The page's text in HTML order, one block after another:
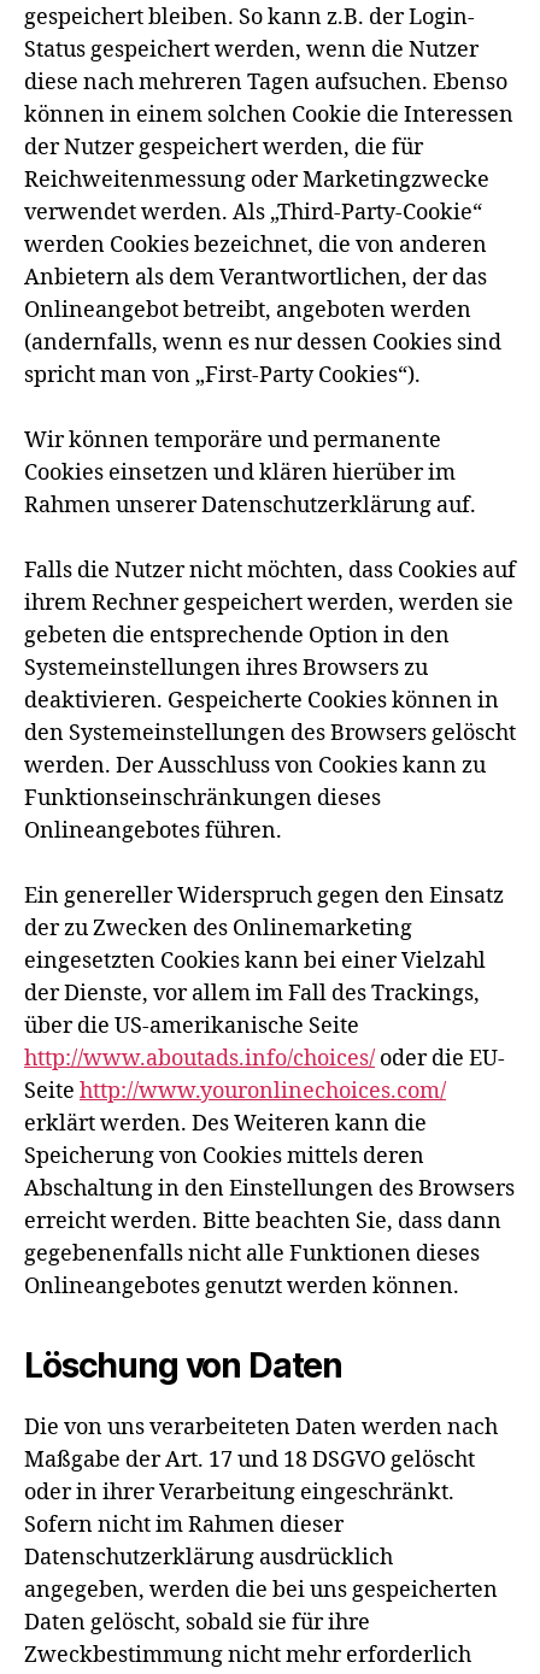
gespeichert bleiben. So kann z.B. der Login-
Status gespeichert werden, wenn die Nutzer
diese nach mehreren Tagen aufsuchen. Ebenso
können in einem solchen Cookie die Interessen
der Nutzer gespeichert werden, die für
Reichweitenmessung oder Marketingzwecke
verwendet werden. Als „Third-Party-Cookie“
werden Cookies bezeichnet, die von anderen
Anbietern als dem Verantwortlichen, der das
Onlineangebot betreibt, angeboten werden
(andernfalls, wenn es nur dessen Cookies sind
spricht man von „First-Party Cookies“).
Wir können temporäre und permanente
Cookies einsetzen und klären hierüber im
Rahmen unserer Datenschutzerklärung auf.
Falls die Nutzer nicht möchten, dass Cookies auf
ihrem Rechner gespeichert werden, werden sie
gebeten die entsprechende Option in den
Systemeinstellungen ihres Browsers zu
deaktivieren. Gespeicherte Cookies können in
den Systemeinstellungen des Browsers gelöscht
werden. Der Ausschluss von Cookies kann zu
Funktionseinschränkungen dieses
Onlineangebotes führen.
Ein genereller Widerspruch gegen den Einsatz
der zu Zwecken des Onlinemarketing
eingesetzten Cookies kann bei einer Vielzahl
der Dienste, vor allem im Fall des Trackings,
über die US-amerikanische Seite
http://www.aboutads.info/choices/ oder die EU-
Seite http://www.youronlinechoices.com/
erklärt werden. Des Weiteren kann die
Speicherung von Cookies mittels deren
Abschaltung in den Einstellungen des Browsers
erreicht werden. Bitte beachten Sie, dass dann
gegebenenfalls nicht alle Funktionen dieses
Onlineangebotes genutzt werden können.
Löschung von Daten
Die von uns verarbeiteten Daten werden nach
Maßgabe der Art. 17 und 18 DSGVO gelöscht
oder in ihrer Verarbeitung eingeschränkt.
Sofern nicht im Rahmen dieser
Datenschutzerklärung ausdrücklich
angegeben, werden die bei uns gespeicherten
Daten gelöscht, sobald sie für ihre
Zweckbestimmung nicht mehr erforderlich